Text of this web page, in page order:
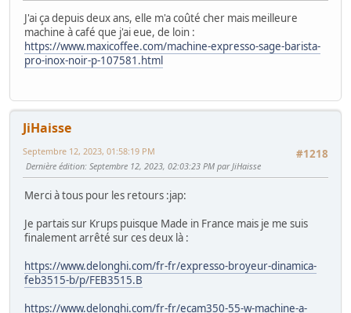
J'ai ça depuis deux ans, elle m'a coûté cher mais meilleure
machine à café que j'ai eue, de loin :
https://www.maxicoffee.com/machine-expresso-sage-barista-
pro-inox-noir-p-107581.html
JiHaisse
#1218
Septembre 12, 2023, 01:58:19 PM
Dernière édition: Septembre 12, 2023, 02:03:23 PM par JiHaisse
Merci à tous pour les retours :jap:
Je partais sur Krups puisque Made in France mais je me suis
finalement arrêté sur ces deux là :
https://www.delonghi.com/fr-fr/expresso-broyeur-dinamica-
feb3515-b/p/FEB3515.B
https://www.delonghi.com/fr-fr/ecam350-55-w-machine-a-